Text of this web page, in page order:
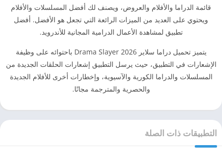
قائمة الدراما والأفلام والعروض، ويصنف لك أفضل المسلسلات والأفلام
ويحتوي على العديد من الميزات الرائعة التي تجعل هو الأفضل. أفضل
تطبيق لمشاهدة الأعمال الدرامية المجانية للأندرويد.
يتميز تحميل دراما سلاير 2026 Drama Slayer باحتوائه على وظيفة
الإشعارات في التطبيق، حيث يرسل التطبيق إشعارات الحلقات الجديدة من
المسلسلات والدراما الكورية والآسيوية، وإخطارات أخرى للأفلام الجديدة
والحصرية والمترجمة مجانًا.
التطبيقات ذات الصلة